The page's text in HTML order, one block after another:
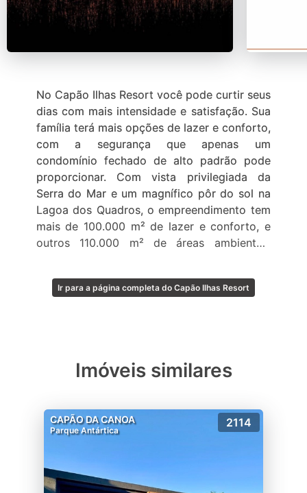
No Capão Ilhas Resort você pode curtir seus
dias com mais intensidade e satisfação. Sua
família terá mais opções de lazer e conforto,
com a segurança que apenas um
condomínio fechado de alto padrão pode
proporcionar. Com vista privilegiada da
Serra do Mar e um magnífico pôr do sol na
Lagoa dos Quadros, o empreendimento tem
mais de 100.000 m² de lazer e conforto, e
outros 110.000 m² de áreas ambientais
Ir para a página completa do Capão Ilhas Resort
Imóveis similares
CAPÃO DA CANOA
Parque Antártica
2114